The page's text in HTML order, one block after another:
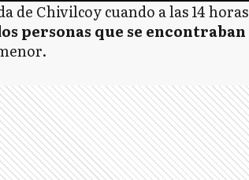
de Chivilcoy cuando a las 14 horas
personas que se encontraban